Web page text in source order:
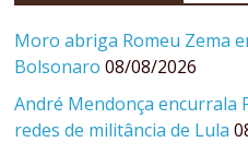
Moro abriga Romeu Zema
Bolsonaro 08/08/2026
André Mendonça encurrala
redes de militância de Lula